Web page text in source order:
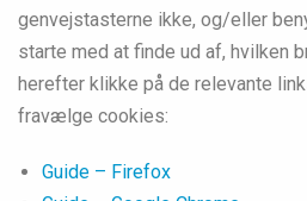
genvejstasterne ikke, og/eller
starte med at finde ud af, hvilken
herefter klikke på de relevante
fravælge cookies:
Guide – Firefox